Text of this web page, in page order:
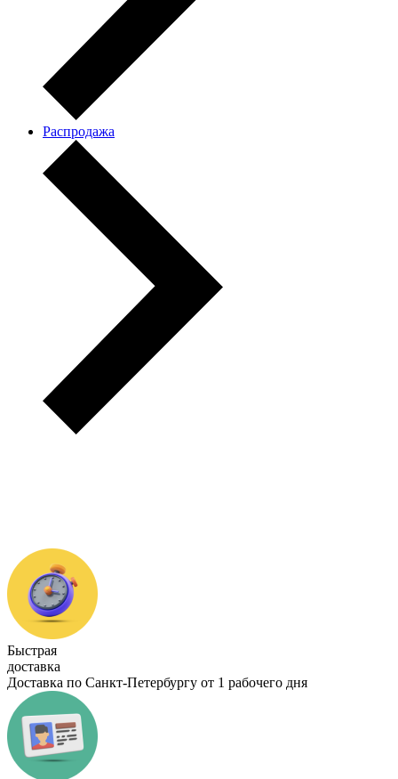
Распродажа
Быстрая
доставка
Доставка по Санкт-Петербургу от 1 рабочего дня